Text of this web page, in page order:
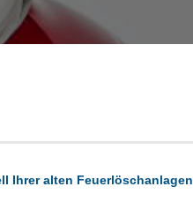
Ihrer alten Feuerlöschanlagen